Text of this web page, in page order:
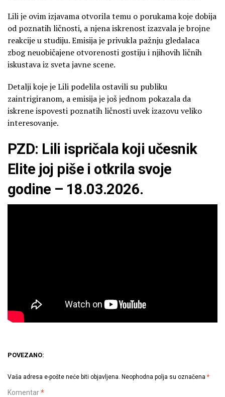
Lili je ovim izjavama otvorila temu o porukama koje dobija
od poznatih ličnosti, a njena iskrenost izazvala je brojne
reakcije u studiju. Emisija je privukla pažnju gledalaca
zbog neuobičajene otvorenosti gostiju i njihovih ličnih
iskustava iz sveta javne scene.
Detalji koje je Lili podelila ostavili su publiku
zaintrigiranom, a emisija je još jednom pokazala da
iskrene ispovesti poznatih ličnosti uvek izazovu veliko
interesovanje.
PZD: Lili ispričala koji učesnik
Elite joj piše i otkrila svoje
godine – 18.03.2026.
POVEZANO:
Vaša adresa e-pošte neće biti objavljena. Neophodna polja su označena *
Komentar*